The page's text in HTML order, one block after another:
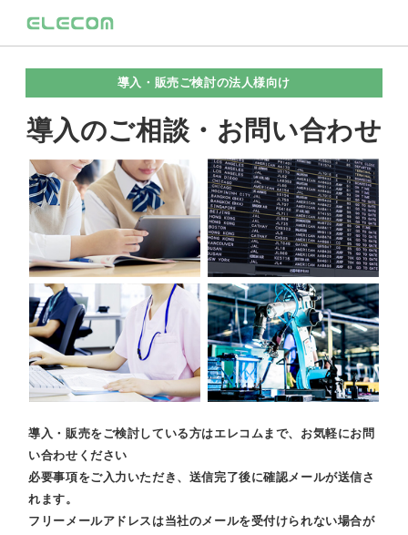
導入・販売ご検討の法人様向け
導入のご相談・お問い合わせ
導入・販売をご検討している方はエレコムまで、お気軽にお問
い合わせください
必要事項をご入力いただき、送信完了後に確認メールが送信さ
れます。
フリーメールアドレスは当社のメールを受付けられない場合が